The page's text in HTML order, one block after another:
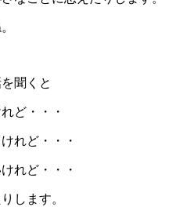
聞くと
ど・・・
れど・・・
れど・・・
します。